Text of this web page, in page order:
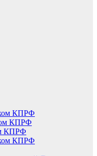
КПРФ
КПРФ
КПРФ
КПРФ